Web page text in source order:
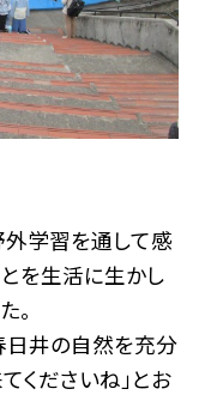
外学習を通して感
とを生活に生かし
。
日井の自然を充分
くださいね」とお